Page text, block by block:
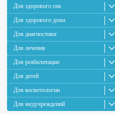
Для здорового сна
Для здорового дома
Для диагностики
Для лечения
Для реабилитации
Для детей
Для косметологии
Для медучреждений